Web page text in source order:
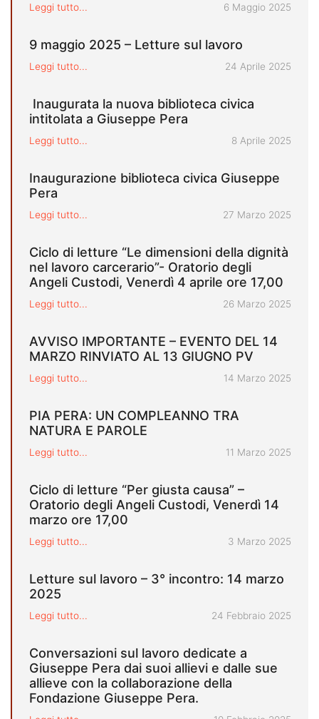
Leggi tutto... Pubblicato il
6 Maggio 2025
9 maggio 2025 – Letture sul lavoro
Leggi tutto... Pubblicato il
24 Aprile 2025
Inaugurata la nuova biblioteca civica
intitolata a Giuseppe Pera
Leggi tutto... Pubblicato il
8 Aprile 2025
Inaugurazione biblioteca civica Giuseppe
Pera
Leggi tutto... Pubblicato il
27 Marzo 2025
Ciclo di letture “Le dimensioni della dignità
nel lavoro carcerario”- Oratorio degli
Angeli Custodi, Venerdì 4 aprile ore 17,00
Leggi tutto... Pubblicato il
26 Marzo 2025
AVVISO IMPORTANTE – EVENTO DEL 14
MARZO RINVIATO AL 13 GIUGNO PV
Leggi tutto... Pubblicato il
14 Marzo 2025
PIA PERA: UN COMPLEANNO TRA
NATURA E PAROLE
Leggi tutto... Pubblicato il
11 Marzo 2025
Ciclo di letture “Per giusta causa” –
Oratorio degli Angeli Custodi, Venerdì 14
marzo ore 17,00
Leggi tutto... Pubblicato il
3 Marzo 2025
Letture sul lavoro – 3° incontro: 14 marzo
2025
Leggi tutto... Pubblicato il
24 Febbraio 2025
Conversazioni sul lavoro dedicate a
Giuseppe Pera dai suoi allievi e dalle sue
allieve con la collaborazione della
Fondazione Giuseppe Pera.